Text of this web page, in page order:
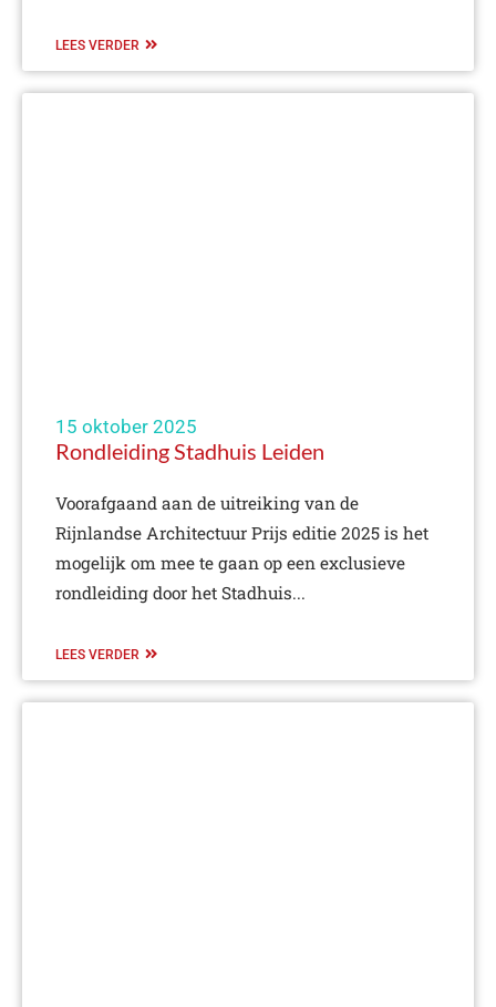
LEES VERDER
15 oktober 2025
Rondleiding Stadhuis Leiden
Voorafgaand aan de uitreiking van de
Rijnlandse Architectuur Prijs editie 2025 is het
mogelijk om mee te gaan op een exclusieve
rondleiding door het Stadhuis...
LEES VERDER